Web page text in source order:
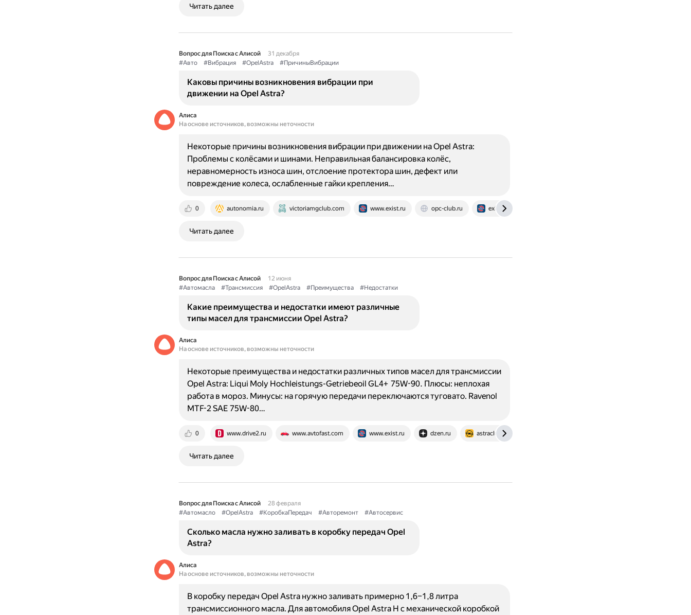
Читать далее
Вопрос для Поиска с Алисой
31 декабря
#Авто
#Вибрация #OpelAstra #ПричиныВибрации
Каковы причины возникновения вибрации при
движении на Opel Astra?
Алиса
На основе источников, возможны неточности
0 autonomia.ru victoriamgclub.com www.exist.ru opc-club.ru exist.kz
Некоторые причины возникновения вибрации при движении на Opel Astra:
Проблемы с колёсами и шинами. Неправильная балансировка колёс,
неравномерность износа шин, отслоение протектора шин, дефект или
повреждение колеса, ослабленные гайки крепления…
Читать далее
Вопрос для Поиска с Алисой
12 июня
#Автомасла
#Трансмиссия #OpelAstra #Преимущества #Недостатки
Какие преимущества и недостатки имеют различные
типы масел для трансмиссии Opel Astra?
Алиса
На основе источников, возможны неточности
0 www.drive2.ru www.avtofast.com www.exist.ru dzen.ru astraclub.ru
Некоторые преимущества и недостатки различных типов масел для трансмиссии
Opel Astra: Liqui Moly Hochleistungs-Getriebeoil GL4+ 75W-90. Плюсы: неплохая
работа в мороз. Минусы: на горячую передачи переключаются туговато. Ravenol
MTF-2 SAE 75W-80…
Читать далее
Вопрос для Поиска с Алисой
28 февраля
#Автомасло
#OpelAstra #КоробкаПередач #Авторемонт #Автосервис
Сколько масла нужно заливать в коробку передач Opel
Astra?
Алиса
На основе источников, возможны неточности
В коробку передач Opel Astra нужно заливать примерно 1,6–1,8 литра
трансмиссионного масла. Для автомобиля Opel Astra H с механической коробкой